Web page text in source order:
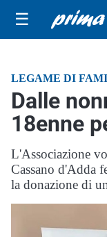
☰
LEGAME DI
Dalle
18enne
L'Associazione
Cassano d'Adda
la donazione di